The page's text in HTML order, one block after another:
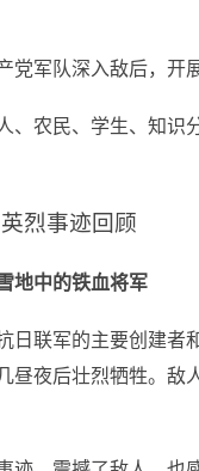
党军队深入敌后，开
、农民、学生、知识
烈事迹回顾
地中的铁血将军
日联军的主要创建者
昼夜后壮烈牺牲。敌